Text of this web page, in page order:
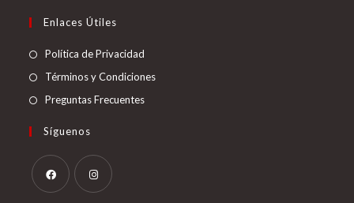
Enlaces Útiles
Política de Privacidad
Términos y Condiciones
Preguntas Frecuentes
Síguenos